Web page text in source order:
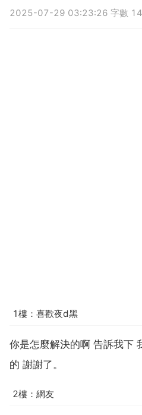
2025-07-29 03:23:26 字數
1樓：喜歡夜d黑
你是怎麼解決的啊 告訴我
的 謝謝了。
2樓：網友